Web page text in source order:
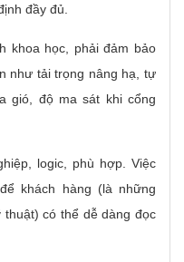
đầy đủ.
khoa học, phải đảm bảo
như tải trọng nâng hạ, tự
gió, độ ma sát khi cổng
logic, phù hợp. Việc
khách hàng (là những
có thể dễ dàng đọc